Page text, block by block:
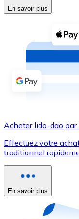
Voir toutes
Coupons crypto
Achetez des
Acheter avec
Virement SEPA
Utilisez les
Acheter avec
Nouveau
En savoir plus
Acheter lido-dao
Effectuez votre
traditionnel
En savoir plus